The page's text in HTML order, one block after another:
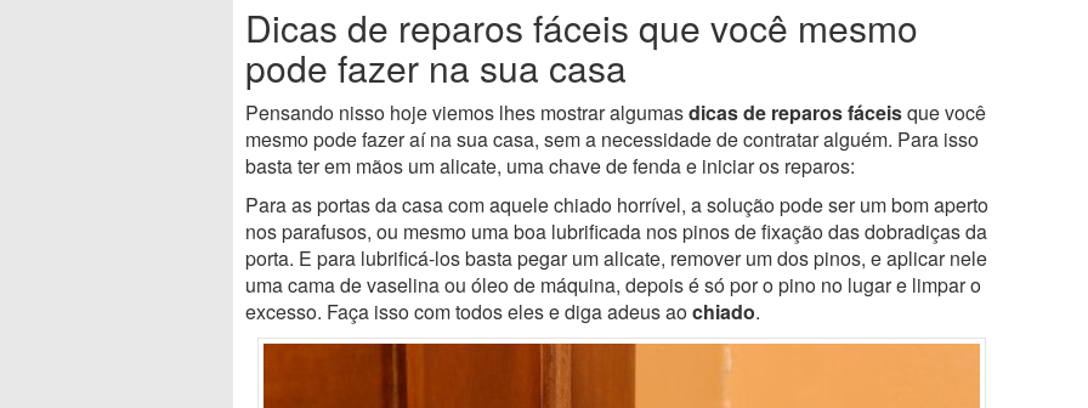
Dicas de reparos fáceis que você mesmo
pode fazer na sua casa
Pensando nisso hoje viemos lhes mostrar algumasdicas de reparos fáceisque você
mesmo pode fazer aí na sua casa, sem a necessidade de contratar alguém. Para isso
basta ter em mãos um alicate, uma chave de fenda e iniciar os reparos:
Para as portas da casa com aquele chiado horrível, a solução pode ser um bom aperto
nos parafusos, ou mesmo uma boa lubrificada nos pinos de fixação das dobradiças da
porta. E para lubrificá-los basta pegar um alicate, remover um dos pinos, e aplicar nele
uma cama de vaselina ou óleo de máquina, depois é só por o pino no lugar e limpar o
excesso. Faça isso com todos eles e diga adeus aochiado.